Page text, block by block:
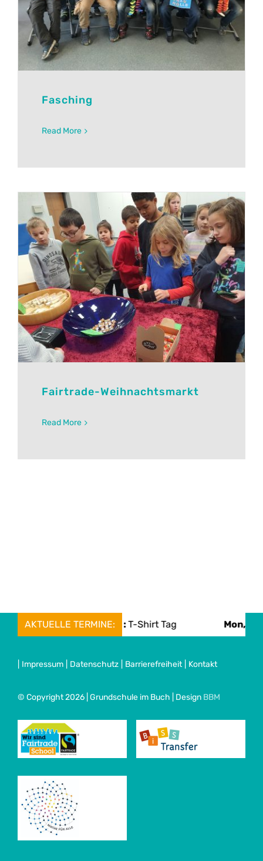
Fasching
Read More
Fairtrade-Weihnachtsmarkt
Read More
AKTUELLE TERMINE:
Mon, 08. June :T-Shirt Tag Mon, 08. June :
Impressum Datenschutz Barrierefreiheit Kontakt
© Copyright 2026 | Grundschule im Buch | Design BBM